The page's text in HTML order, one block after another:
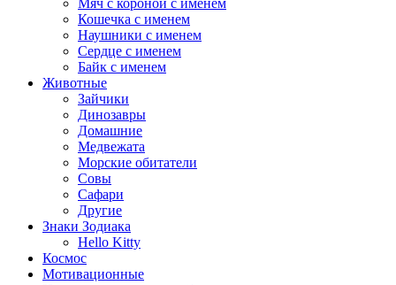
Кошечка с именем
Наушники с именем
Сердце с именем
Байк с именем
Животные
Зайчики
Динозавры
Домашние
Медвежата
Морские обитатели
Совы
Сафари
Другие
Знаки Зодиака
Hello Kitty
Космос
Мотивационные